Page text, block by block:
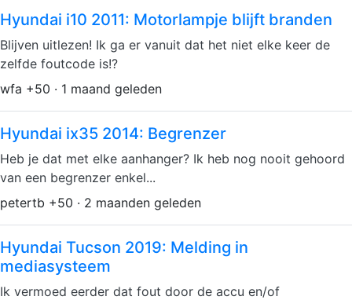
Hyundai i10 2011: Motorlampje blijft branden
Blijven uitlezen! Ik ga er vanuit dat het niet elke keer de
zelfde foutcode is!?
wfa +50 · 1 maand geleden
Hyundai ix35 2014: Begrenzer
Heb je dat met elke aanhanger? Ik heb nog nooit gehoord
van een begrenzer enkel...
petertb +50 · 2 maanden geleden
Hyundai Tucson 2019: Melding in
mediasysteem
Ik vermoed eerder dat fout door de accu en/of